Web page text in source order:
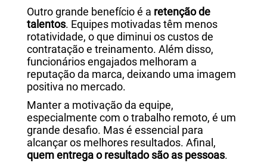
Outro grande benefício é a retenção de
talentos. Equipes motivadas têm menos
rotatividade, o que diminui os custos de
contratação e treinamento. Além disso,
funcionários engajados melhoram a
reputação da marca, deixando uma imagem
positiva no mercado.
Manter a motivação da equipe,
especialmente com o trabalho remoto, é um
grande desafio. Mas é essencial para
alcançar os melhores resultados. Afinal,
quem entrega o resultado são as pessoas.